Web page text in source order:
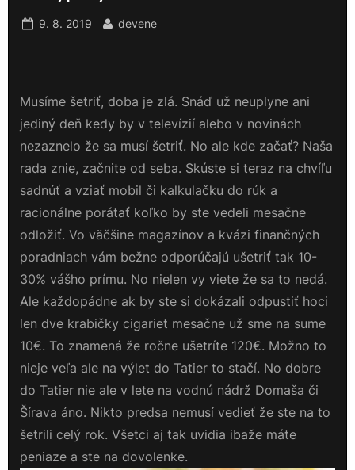
Posted
9. 8. 2019 By
devene
Musíme šetriť, doba je zlá. Snáď už neuplyne ani
jediný deň kedy by v televízií alebo v novinách
nezaznelo že sa musí šetriť. No ale kde začať? Naša
rada znie, začnite od seba. Skúste si teraz na chvíľu
sadnúť a vziať mobil či kalkulačku do rúk a
racionálne porátať koľko by ste vedeli mesačne
odložiť. Vo väčšine magazínov a kvázi finančných
poradniach vám bežne odporúčajú ušetriť tak 10-
30% vášho prímu. No nielen vy viete že sa to nedá.
Ale každopádne ak by ste si dokázali odpustiť hoci
len dve krabičky cigariet mesačne už sme na sume
10€. To znamená že ročne ušetríte 120€. Možno to
nieje veľa ale na výlet do Tatier to stačí. No dobre
do Tatier nie ale v lete na vodnú nádrž Domaša či
Šírava áno. Nikto predsa nemusí vedieť že ste na to
šetrili celý rok. Všetci aj tak uvidia ibaže máte
peniaze a ste na dovolenke.